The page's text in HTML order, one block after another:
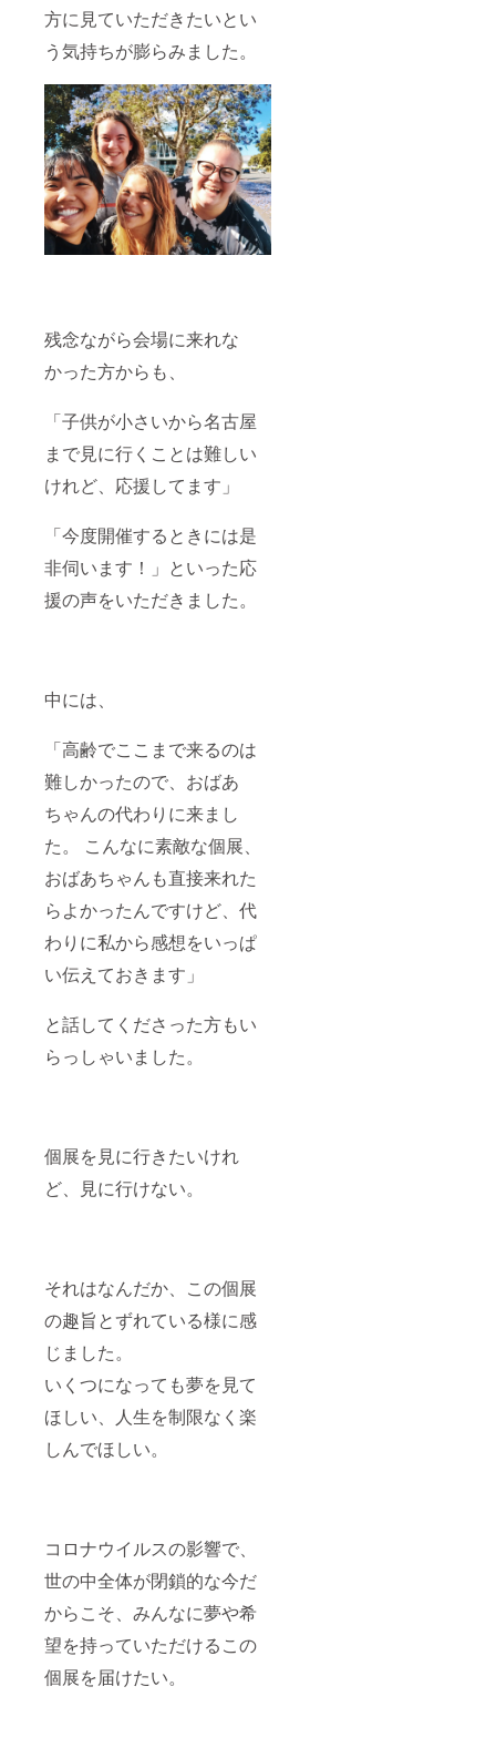
方に見ていただきたいとい
う気持ちが膨らみました。
残念ながら会場に来れな
かった方からも、
「子供が小さいから名古屋
まで見に行くことは難しい
けれど、応援してます」
「今度開催するときには是
非伺います！」といった応
援の声をいただきました。
中には、
「高齢でここまで来るのは
難しかったので、おばあ
ちゃんの代わりに来まし
た。 こんなに素敵な個展、
おばあちゃんも直接来れた
らよかったんですけど、代
わりに私から感想をいっぱ
い伝えておきます」
と話してくださった方もい
らっしゃいました。
個展を見に行きたいけれ
ど、見に行けない。
それはなんだか、この個展
の趣旨とずれている様に感
じました。
いくつになっても夢を見て
ほしい、人生を制限なく楽
しんでほしい。
コロナウイルスの影響で、
世の中全体が閉鎖的な今だ
からこそ、みんなに夢や希
望を持っていただけるこの
個展を届けたい。